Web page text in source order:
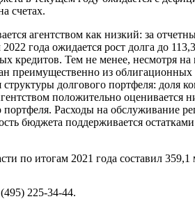
счетах.
агентством как низкий: за
года ожидается рост долга до
Тем не менее, несмотря на
преимущественно из
долгового портфеля:
положительно оценивается
Расходы на обслуживание
бюджета поддерживается
по итогам 2021 года составил
225-34-44.